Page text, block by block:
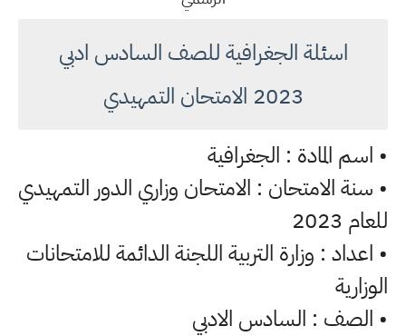
اسئلة الجغرافية للصف السادس ادبي
2023 الامتحان التمهيدي
• اسم المادة : الجغرافية
• سنة الامتحان : الامتحان وزاري الدور التمهيدي
للعام 2023
• اعداد : وزارة التربية اللجنة الدائمة للامتحانات
الوزارية
• الصف : السادس الادبي